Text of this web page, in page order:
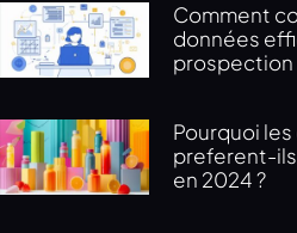
Comment
données
prospection
Pourquoi
preferent-ils
en 2024 ?